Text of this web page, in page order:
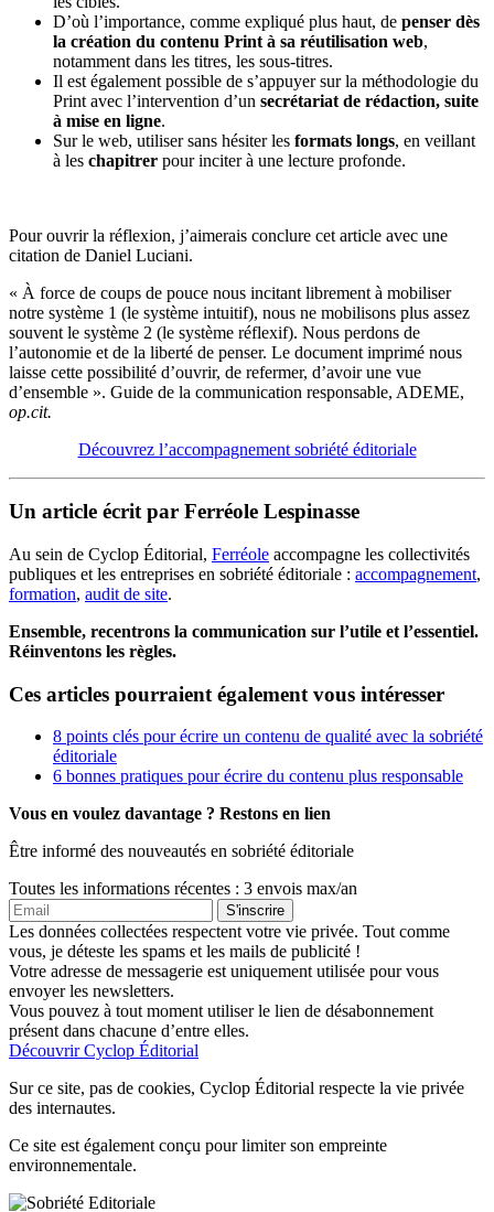
D’où l’importance, comme expliqué plus haut, de penser dès
la création du contenu Print à sa réutilisation web,
notamment dans les titres, les sous-titres.
Il est également possible de s’appuyer sur la méthodologie du
Print avec l’intervention d’un secrétariat de rédaction, suite
à mise en ligne.
Sur le web, utiliser sans hésiter les formats longs, en veillant
à les chapitrer pour inciter à une lecture profonde.
Pour ouvrir la réflexion, j’aimerais conclure cet article avec une
citation de Daniel Luciani.
« À force de coups de pouce nous incitant librement à mobiliser
notre système 1 (le système intuitif), nous ne mobilisons plus assez
souvent le système 2 (le système réflexif). Nous perdons de
l’autonomie et de la liberté de penser. Le document imprimé nous
laisse cette possibilité d’ouvrir, de refermer, d’avoir une vue
d’ensemble ». Guide de la communication responsable, ADEME,
op.cit.
Découvrez l’accompagnement sobriété éditoriale
Un article écrit par Ferréole Lespinasse
Au sein de Cyclop Éditorial, Ferréole accompagne les collectivités
publiques et les entreprises en sobriété éditoriale : accompagnement,
formation, audit de site.
Ensemble, recentrons la communication sur l’utile et l’essentiel.
Réinventons les règles.
Ces articles pourraient également vous intéresser
8 points clés pour écrire un contenu de qualité avec la sobriété
éditoriale
6 bonnes pratiques pour écrire du contenu plus responsable
Vous en voulez davantage ? Restons en lien
Être informé des nouveautés en sobriété éditoriale
Toutes les informations récentes : 3 envois max/an
Les données collectées respectent votre vie privée. Tout comme
vous, je déteste les spams et les mails de publicité !
Votre adresse de messagerie est uniquement utilisée pour vous
envoyer les newsletters.
Vous pouvez à tout moment utiliser le lien de désabonnement
présent dans chacune d’entre elles.
Découvrir Cyclop Éditorial
Sur ce site, pas de cookies, Cyclop Éditorial respecte la vie privée
des internautes.
Ce site est également conçu pour limiter son empreinte
environnementale.